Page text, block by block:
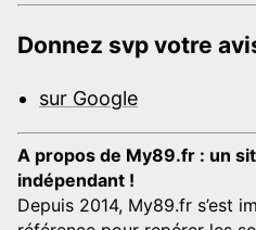
Donnez svp votre
sur Google
A propos de My89.fr : un
indépendant !
Depuis 2014, My89.fr s’est